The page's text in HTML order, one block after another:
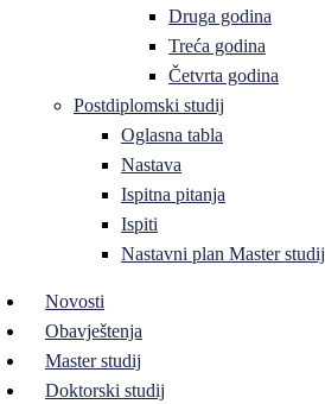
Druga godina
Treća godina
Četvrta godina
Postdiplomski studij
Oglasna tabla
Nastava
Ispitna pitanja
Ispiti
Nastavni plan Master studij
Novosti
Obavještenja
Master studij
Doktorski studij